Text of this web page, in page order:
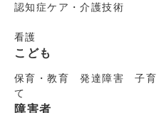
認知症ケア・介護技術
看護
こども
保育・教育 発達障害 子育
て
障害者